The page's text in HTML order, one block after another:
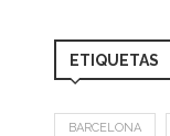
ETIQUETAS
BARCELONA